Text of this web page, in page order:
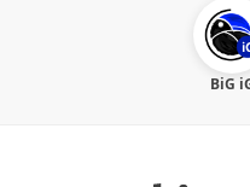
BiG